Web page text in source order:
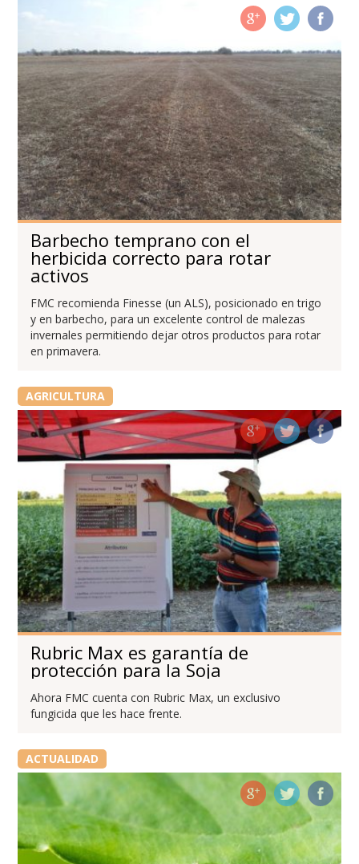
Barbecho temprano con el
herbicida correcto para rotar
activos
FMC recomienda Finesse (un ALS), posicionado en trigo
y en barbecho, para un excelente control de malezas
invernales permitiendo dejar otros productos para rotar
en primavera.
AGRICULTURA
Rubric Max es garantía de
protección para la Soja
Ahora FMC cuenta con Rubric Max, un exclusivo
fungicida que les hace frente.
ACTUALIDAD